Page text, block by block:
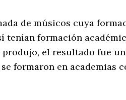
de músicos cuya
tenían formación
el resultado fue
formaron en academias